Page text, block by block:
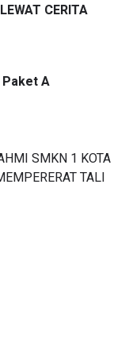
CERITA
A
SMKN 1 KOTA
TALI